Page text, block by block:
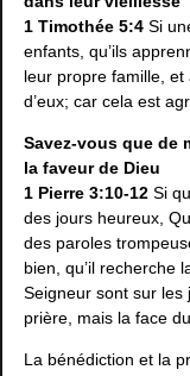
1 Timothée 5:4 Si
enfants, qu’ils
leur propre famille, et
d’eux; car cela est
Savez-vous que de
la faveur de Dieu
1 Pierre 3:10-12 Si
des jours heureux,
des paroles
bien, qu’il recherche
Seigneur sont sur les
prière, mais la face
La bénédiction et la